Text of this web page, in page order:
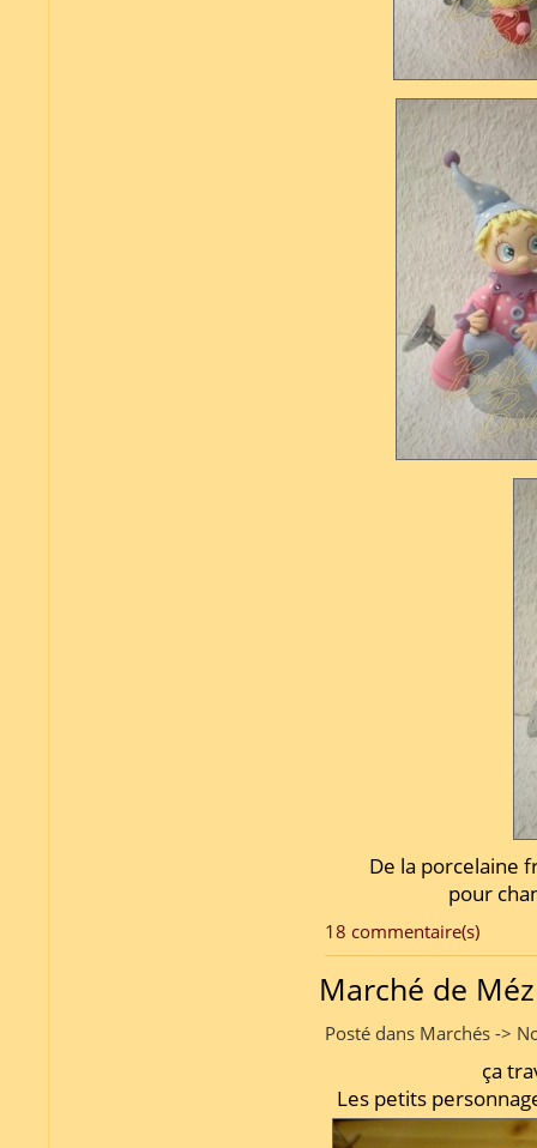
De la porcelaine
pour
18 commentaire(s)
Marché de
Posté dans Marchés ->
ça
Les petits